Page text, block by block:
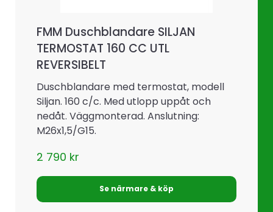
FMM Duschblandare SILJAN
TERMOSTAT 160 CC UTL
REVERSIBELT
Duschblandare med termostat, modell
Siljan. 160 c/c. Med utlopp uppåt och
nedåt. Väggmonterad. Anslutning:
M26x1,5/G15.
2 790 kr
Se närmare & köp